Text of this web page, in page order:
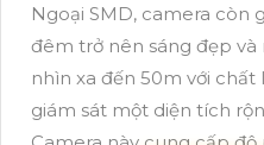
Ngoại SMD, camera còn
đêm trở nên sáng đẹp
nhìn xa đến 50m với
giám sát một diện tích